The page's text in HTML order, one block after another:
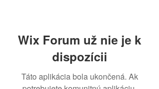
Wix Forum už nie je k
dispozícii
Táto aplikácia bola ukončená. Ak